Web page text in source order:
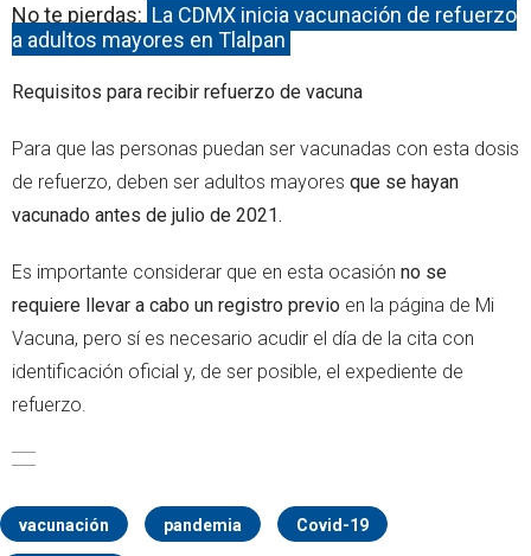
No te pierdas: La CDMX inicia vacunación de refuerzo
a adultos mayores en Tlalpan
Requisitos para recibir refuerzo de vacuna
Para que las personas puedan ser vacunadas con esta dosis
de refuerzo, deben ser adultos mayores que se hayan
vacunado antes de julio de 2021.
Es importante considerar que en esta ocasión no se
requiere llevar a cabo un registro previo en la página de Mi
Vacuna, pero sí es necesario acudir el día de la cita con
identificación oficial y, de ser posible, el expediente de
refuerzo.
vacunación pandemia Covid-19